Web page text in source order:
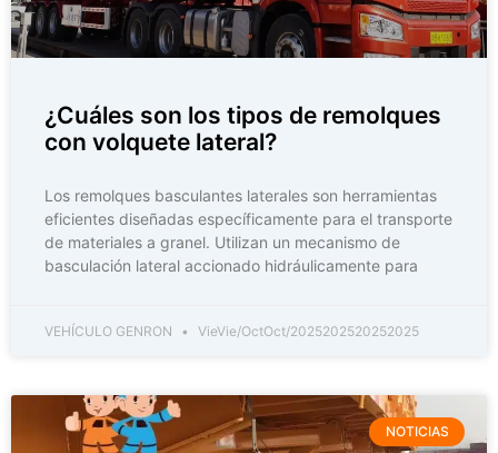
¿Cuáles son los tipos de remolques
con volquete lateral?
Los remolques basculantes laterales son herramientas
eficientes diseñadas específicamente para el transporte
de materiales a granel. Utilizan un mecanismo de
basculación lateral accionado hidráulicamente para
VEHÍCULO GENRON VieVie/OctOct/2025202520252025
NOTICIAS